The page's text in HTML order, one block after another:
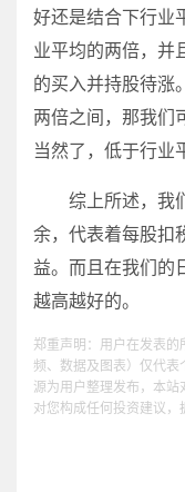
好还是结合下行业
业平均的两倍，并
的买入并持股待涨
两倍之间，那我们
当然了，低于行业
综上所述，我们
余，代表着每股扣
益。而且在我们的
越高越好的。
郑重声明：用户在发表
频、数据及图表）仅代
源为用户整理发布，本
对您构成任何投资建议，